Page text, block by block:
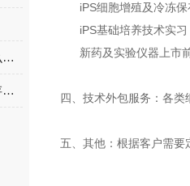
人膜间皮细胞在实验中有什么作用？
人皮肤成纤维HSF的运输和存储该怎么做？
iPS细胞增殖及冷冻保
iPS基础培养技术实习
新药及实验仪器上市
四、技术外包服务：各
五、其他：根据客户需要